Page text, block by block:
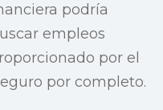
podría
empleos
por el
por completo.